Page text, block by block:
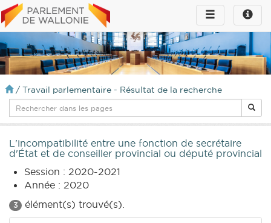
Toggle
infos
Toggle
navigation
/ Travail parlementaire - Résultat de la recherche
L'incompatibilité entre une fonction de secrétaire
d'État et de conseiller provincial ou député provincial
Session : 2020-2021
Année : 2020
3 élément(s) trouvé(s).